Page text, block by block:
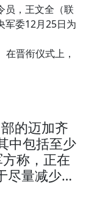
员，王文全（联
军委12月25日为
晋衔仪式上，
的迈加齐
中包括至少
称，正在
尽量减少…